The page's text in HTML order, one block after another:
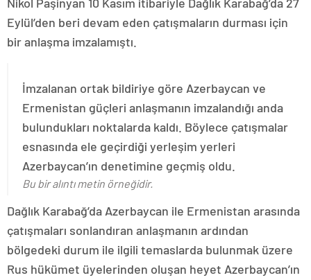
Eylül’den beri devam eden çatışmaların durması için
bir anlaşma imzalamıştı.
İmzalanan ortak bildiriye göre Azerbaycan ve
Ermenistan güçleri anlaşmanın imzalandığı anda
bulundukları noktalarda kaldı. Böylece çatışmalar
esnasında ele geçirdiği yerleşim yerleri
Azerbaycan’ın denetimine geçmiş oldu.
Bu bir alıntı metin örneğidir.
Dağlık Karabağ’da Azerbaycan ile Ermenistan arasında
çatışmaları sonlandıran anlaşmanın ardından
bölgedeki durum ile ilgili temaslarda bulunmak üzere
Rus hükümet üyelerinden oluşan heyet Azerbaycan’ın